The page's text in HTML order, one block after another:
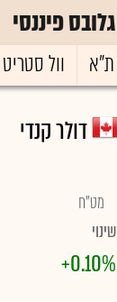
גלובס פיננסי
ת"א וול סטריט
דולר קנדי
מט"ח
שינוי
+0.10%